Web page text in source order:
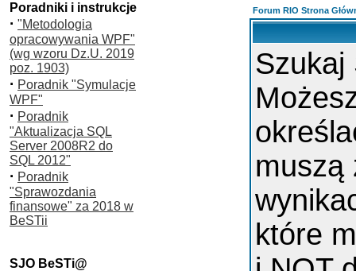
Poradniki i instrukcje
· "Metodologia
opracowywania WPF"
(wg wzoru Dz.U. 2019
poz. 1903)
· Poradnik "Symulacje
WPF"
· Poradnik
"Aktualizacja SQL
Server 2008R2 do
SQL 2012"
· Poradnik
"Sprawozdania
finansowe" za 2018 w
BeSTii
SJO BeSTi@
Forum RIO Strona
Szukaj
muszą
które